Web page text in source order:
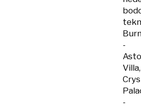
-
Villa,
-